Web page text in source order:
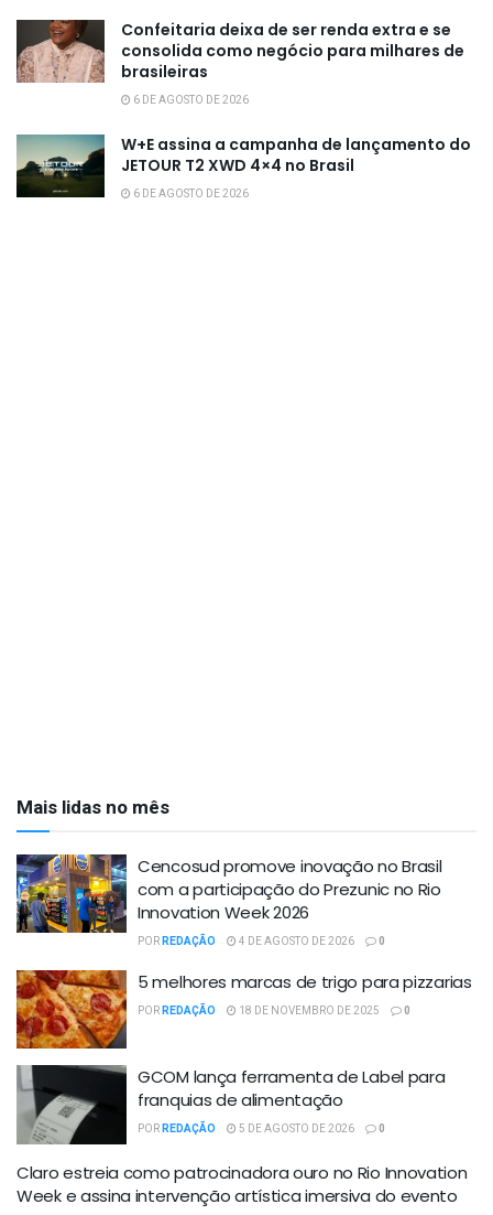
Confeitaria deixa de ser renda extra e se
consolida como negócio para milhares de
brasileiras
6 DE AGOSTO DE 2026
W+E assina a campanha de lançamento do
JETOUR T2 XWD 4×4 no Brasil
6 DE AGOSTO DE 2026
Mais lidas no mês
Cencosud promove inovação no Brasil
com a participação do Prezunic no Rio
Innovation Week 2026
PORREDAÇÃO 4 DE AGOSTO DE 2026 0
5 melhores marcas de trigo para pizzarias
PORREDAÇÃO 18 DE NOVEMBRO DE 2025 0
GCOM lança ferramenta de Label para
franquias de alimentação
PORREDAÇÃO 5 DE AGOSTO DE 2026 0
Claro estreia como patrocinadora ouro no Rio Innovation
Week e assina intervenção artística imersiva do evento